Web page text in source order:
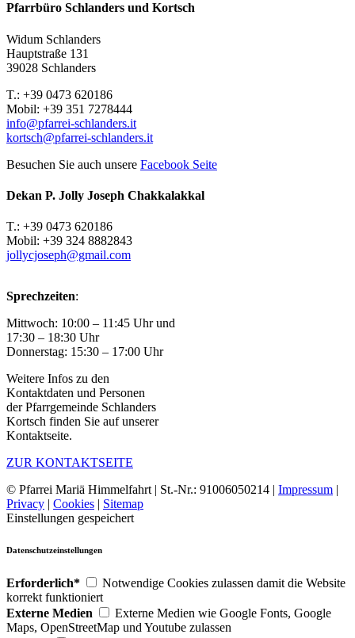
Pfarrbüro Schlanders und Kortsch
Widum Schlanders
Hauptstraße 131
39028 Schlanders
T.: +39 0473 620186
Mobil: +39 351 7278444
info@pfarrei-schlanders.it
kortsch@pfarrei-schlanders.it
Besuchen Sie auch unsere Facebook Seite
Dekan P. Jolly Joseph Chakkalakkal
T.: +39 0473 620186
Mobil: +39 324 8882843
jollycjoseph@gmail.com
Sprechzeiten:
Mittwoch: 10:00 – 11:45 Uhr und
17:30 – 18:30 Uhr
Donnerstag: 15:30 – 17:00 Uhr
Weitere Infos zu den
Kontaktdaten und Personen
der Pfarrgemeinde Schlanders
Kortsch finden Sie auf unserer
Kontaktseite.
ZUR KONTAKTSEITE
© Pfarrei Mariä Himmelfahrt | St.-Nr.: 91006050214 | Impressum |
Privacy | Cookies | Sitemap
Einstellungen gespeichert
Datenschutzeinstellungen
Erforderlich*
Notwendige Cookies zulassen damit die Website
korrekt funktioniert
Externe Medien
Externe Medien wie Google Fonts, Google
Maps, OpenStreetMap und Youtube zulassen